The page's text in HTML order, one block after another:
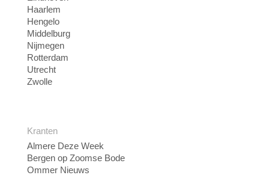
Haarlem
Hengelo
Middelburg
Nijmegen
Rotterdam
Utrecht
Zwolle
Kranten
Almere Deze Week
Bergen op Zoomse Bode
Ommer Nieuws